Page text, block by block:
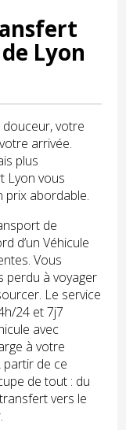
Lyon
votre
arrivée.
plus
Lyon vous
prix abordable.
de
d’un Véhicule
Vous
perdu à voyager
Le service
24 et 7j7
avec
à votre
de ce
de tout : du
vers le